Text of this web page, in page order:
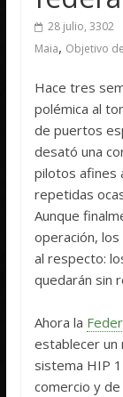
28 julio, 3302
Maia, Objetivo
Hace tres
polémica al
de puertos
desató una
pilotos afines
repetidas
Aunque
operación,
al respecto:
quedarán sin
Ahora la
establecer un
sistema HIP
comercio y